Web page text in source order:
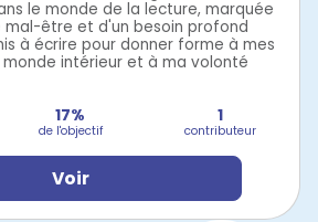
le monde de la lecture, marquée
mal-être et d'un besoin profond
à écrire pour donner forme à mes
intérieur et à ma volonté
17%
de l'objectif
1
contributeur
Voir